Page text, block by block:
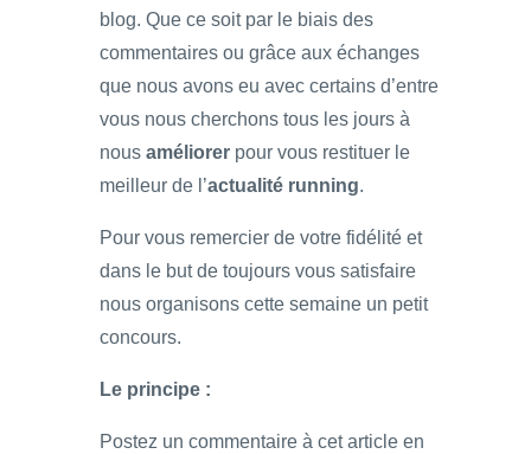
blog. Que ce soit par le biais des
commentaires ou grâce aux échanges
que nous avons eu avec certains d’entre
vous nous cherchons tous les jours à
nous améliorer pour vous restituer le
meilleur de l’actualité running.
Pour vous remercier de votre fidélité et
dans le but de toujours vous satisfaire
nous organisons cette semaine un petit
concours.
Le principe :
Postez un commentaire à cet article en